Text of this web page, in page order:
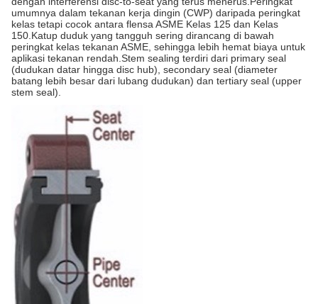
umumnya dalam tekanan kerja dingin (CWP) daripada peringkat
kelas tetapi cocok antara flensa ASME Kelas 125 dan Kelas
150.Katup duduk yang tangguh sering dirancang di bawah
peringkat kelas tekanan ASME, sehingga lebih hemat biaya untuk
aplikasi tekanan rendah.Stem sealing terdiri dari primary seal
(dudukan datar hingga disc hub), secondary seal (diameter
batang lebih besar dari lubang dudukan) dan tertiary seal (upper
stem seal).